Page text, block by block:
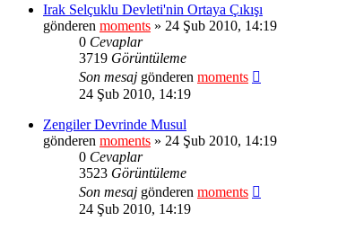
Irak Selçuklu Devleti'nin Ortaya Çıkışı
gönderen moments » 24 Şub 2010, 14:19
0 Cevaplar
3719 Görüntüleme
Son mesaj gönderen moments
24 Şub 2010, 14:19
Zengiler Devrinde Musul
gönderen moments » 24 Şub 2010, 14:19
0 Cevaplar
3523 Görüntüleme
Son mesaj gönderen moments
24 Şub 2010, 14:19